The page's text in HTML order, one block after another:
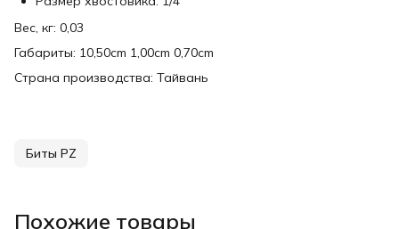
Вес, кг: 0,03
Габариты: 10,50cm 1,00cm 0,70cm
Страна производства: Тайвань
Биты PZ
Похожие товары